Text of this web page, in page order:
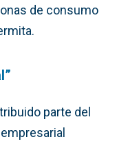
de consumo
parte del